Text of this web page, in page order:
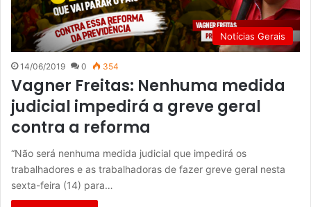
Notícias Gerais
14/06/2019 0 354
Vagner Freitas: Nenhuma medida
judicial impedirá a greve geral
contra a reforma
“Não será nenhuma medida judicial que impedirá os
trabalhadores e as trabalhadoras de fazer greve geral nesta
sexta-feira (14) para…